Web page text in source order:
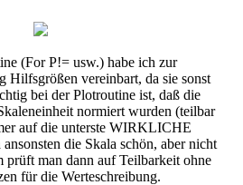
(For P!= usw.) habe ich zur
Hilfsgrößen vereinbart, da sie sonst
bei der Plotroutine ist, daß die
normiert wurden (teilbar
auf die unterste WIRKLICHE
die Skala schön, aber nicht
man dann auf Teilbarkeit ohne
für die Werteschreibung.